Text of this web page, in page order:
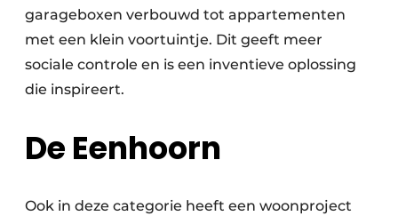
garageboxen verbouwd tot appartementen
met een klein voortuintje. Dit geeft meer
sociale controle en is een inventieve oplossing
die inspireert.
De Eenhoorn
Ook in deze categorie heeft een woonproject